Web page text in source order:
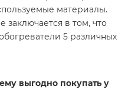
материалы.
в том, что
5 различных
выгодно покупать у